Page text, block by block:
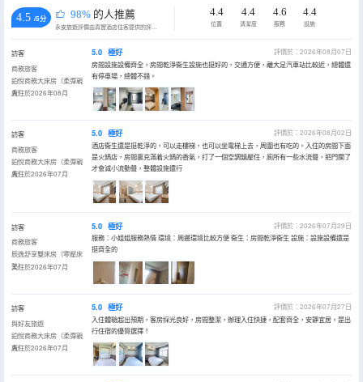
4.5 /5分 98% 的人推薦
永安旅遊評價由真實酒店住客提供的評價。
4.4
位置
4.4
清潔度
4.6
服務
4.4
設施
訪客
商務旅客
鉑悅商務大床房（柔彈親
膚）
入住於2026年08月
5.0 極好
評價於：2026年08月07日
房間設施設備齊全，房間乾淨衞生設施也挺好的，交通方便，離大足汽車站比較近，總體還
有停車場，總體不錯。
訪客
商務旅客
鉑悅商務大床房（柔彈親
膚）
入住於2026年07月
5.0 極好
評價於：2026年08月02日
酒店衞生還是挺乾淨的，可以走樓梯，也可以坐電梯上去，周圍也有吃的。入住的房間下面
是火鍋店，房間裏充滿着火鍋的香氣，打了一個空調鎮壓住，廁所有一些水流聲，把門關了
才會減小流動聲，整體設施還行
訪客
商務旅客
辰逸舒享雙床房（零壓床
墊）
入住於2026年07月
5.0 極好
評價於：2026年07月29日
服務：小姐姐服務熱情 環境：周邊環境比較方便 衞生：房間乾淨衞生 設施：設施設備還是
挺齊全的
訪客
與好友旅遊
鉑悅商務大床房（柔彈親
膚）
入住於2026年07月
5.0 極好
評價於：2026年07月27日
入住體驗超出預期，客房採光良好，房間整潔，辦理入住快捷，配套齊全，安靜宜居。是出
行住宿的優質選擇！